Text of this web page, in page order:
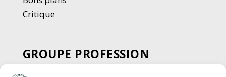
Critique
GROUPE PROFESSION
SPECTACLE